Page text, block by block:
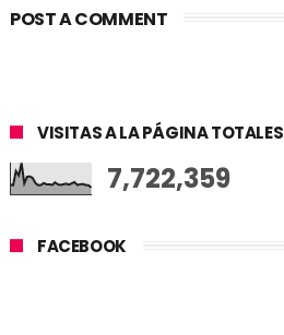
POST A COMMENT
VISITAS A LA PÁGINA TOTALES
7,722,359
FACEBOOK